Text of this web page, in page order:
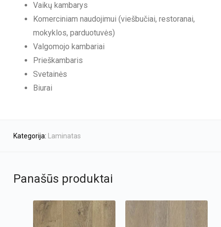
Vaikų kambarys
Komerciniam naudojimui (viešbučiai, restoranai,
mokyklos, parduotuvės)
Valgomojo kambariai
Prieškambaris
Svetainės
Biurai
Kategorija: Laminatas
Panašūs produktai